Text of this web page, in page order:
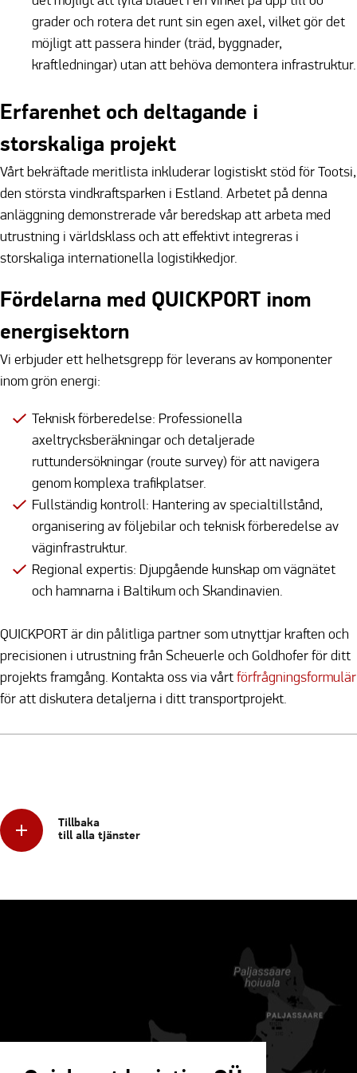
grader och rotera det runt sin egen axel, vilket gör det
möjligt att passera hinder (träd, byggnader,
kraftledningar) utan att behöva demontera infrastruktur.
Erfarenhet och deltagande i
storskaliga projekt
Vårt bekräftade meritlista inkluderar logistiskt stöd för Tootsi,
den största vindkraftsparken i Estland. Arbetet på denna
anläggning demonstrerade vår beredskap att arbeta med
utrustning i världsklass och att effektivt integreras i
storskaliga internationella logistikkedjor.
Fördelarna med QUICKPORT inom
energisektorn
Vi erbjuder ett helhetsgrepp för leverans av komponenter
inom grön energi:
Teknisk förberedelse: Professionella
axeltrycksberäkningar och detaljerade
ruttundersökningar (route survey) för att navigera
genom komplexa trafikplatser.
Fullständig kontroll: Hantering av specialtillstånd,
organisering av följebilar och teknisk förberedelse av
väginfrastruktur.
Regional expertis: Djupgående kunskap om vägnätet
och hamnarna i Baltikum och Skandinavien.
QUICKPORT är din pålitliga partner som utnyttjar kraften och
precisionen i utrustning från Scheuerle och Goldhofer för ditt
projekts framgång. Kontakta oss via vårt förfrågningsformulär
för att diskutera detaljerna i ditt transportprojekt.
Tillbaka
till alla tjänster